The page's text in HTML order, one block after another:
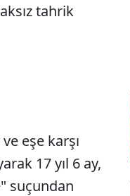
tahrik
eşe karşı
17 yıl 6 ay,
suçundan